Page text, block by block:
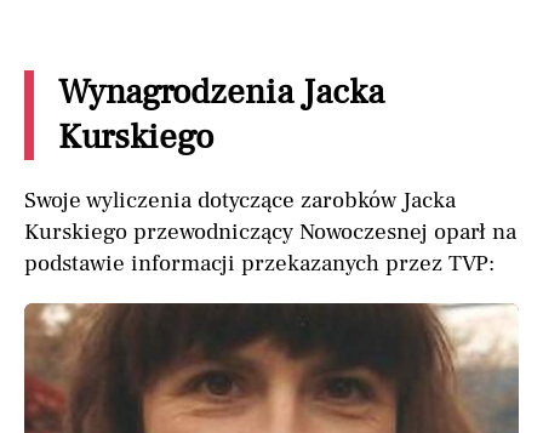
Wynagrodzenia Jacka
Kurskiego
Swoje wyliczenia dotyczące zarobków Jacka
Kurskiego przewodniczący Nowoczesnej oparł na
podstawie informacji przekazanych przez TVP: